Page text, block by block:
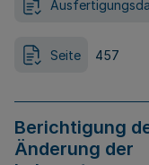
Seite 457
Berichtigung
Änderung der